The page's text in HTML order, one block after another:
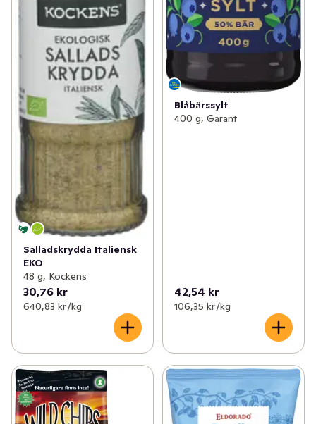
Salladskrydda Italiensk
EKO
48 g, Kockens
30,76 kr
640,83 kr /kg
Blåbärssylt
400 g, Garant
42,54 kr
106,35 kr /kg